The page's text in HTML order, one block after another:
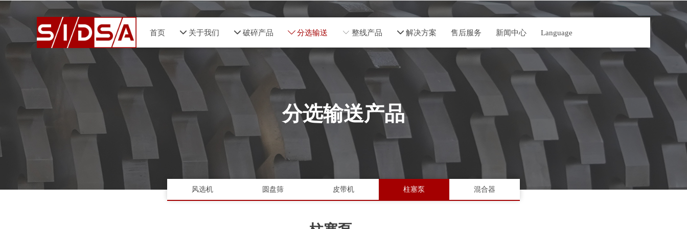
首页 넵 关于我们 넵 破碎产品 ꄳ 分选输送 ꀅ 整线产品 넵 解决方案 售后服务 新闻中心 Language
分选输送产品
风选机 圆盘筛 皮带机 柱塞泵 混合器